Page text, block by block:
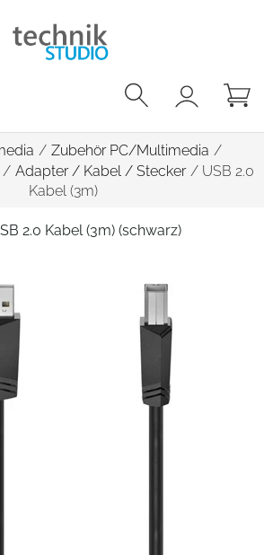
/ Zubehör PC/Multimedia /
/ Adapter / Kabel / Stecker / USB 2.0
Kabel (3m)
2.0 Kabel (3m) (schwarz)